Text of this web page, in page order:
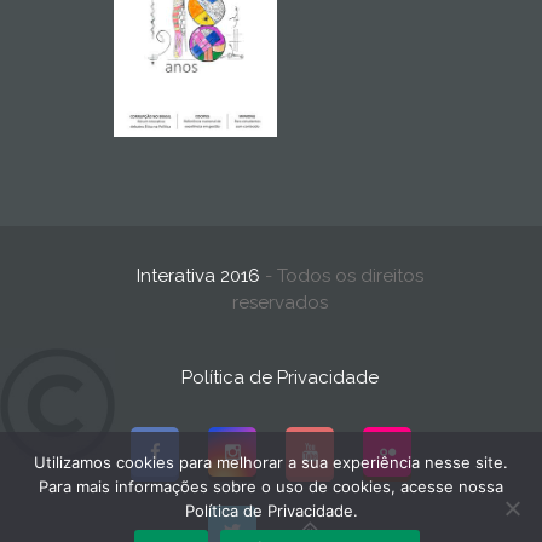
Interativa 2016 - Todos os direitos
reservados
Política de Privacidade
Utilizamos cookies para melhorar a sua experiência nesse site.
Para mais informações sobre o uso de cookies, acesse nossa
Política de Privacidade.